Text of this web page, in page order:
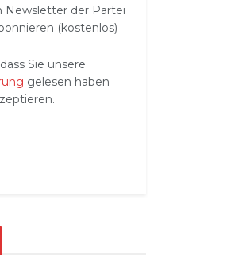
Newsletter der Partei
(kostenlos)
Sie unsere
gelesen haben